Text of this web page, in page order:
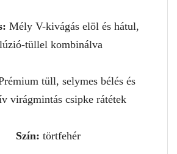
Mély V-kivágás elöl és hátul,
tüllel kombinálva
tüll, selymes bélés és
virágmintás csipke rátétek
Szín: törtfehér